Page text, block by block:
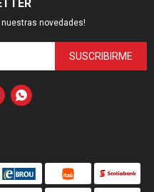
novedades!
SUSCRIBIRME
